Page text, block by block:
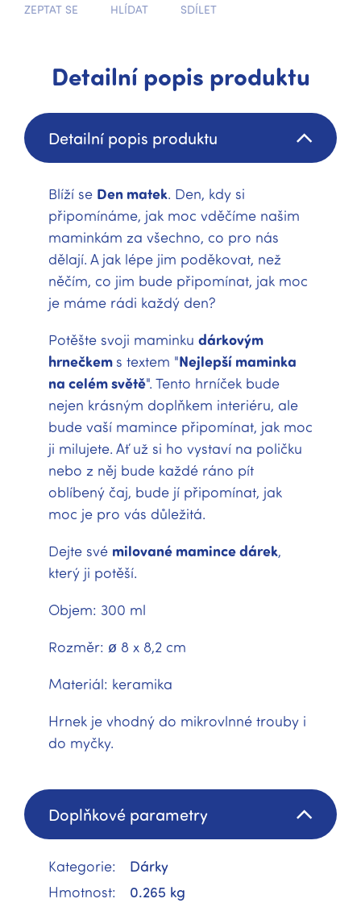
ZEPTAT SE HLÍDAT SDÍLET
Detailní popis produktu
Detailní popis produktu
Blíží se Den matek. Den, kdy si
připomínáme, jak moc vděčíme našim
maminkám za všechno, co pro nás
dělají. A jak lépe jim poděkovat, než
něčím, co jim bude připomínat, jak moc
je máme rádi každý den?
Potěšte svoji maminku dárkovým
hrnečkem s textem "Nejlepší maminka
na celém světě". Tento hrníček bude
nejen krásným doplňkem interiéru, ale
bude vaší mamince připomínat, jak moc
ji milujete. Ať už si ho vystaví na poličku
nebo z něj bude každé ráno pít
oblíbený čaj, bude jí připomínat, jak
moc je pro vás důležitá.
Dejte své milované mamince dárek,
který ji potěší.
Objem: 300 ml
Rozměr: ø 8 x 8,2 cm
Materiál: keramika
Hrnek je vhodný do mikrovlnné trouby i
do myčky.
Doplňkové parametry
Kategorie:
Dárky
Hmotnost:
0.265 kg